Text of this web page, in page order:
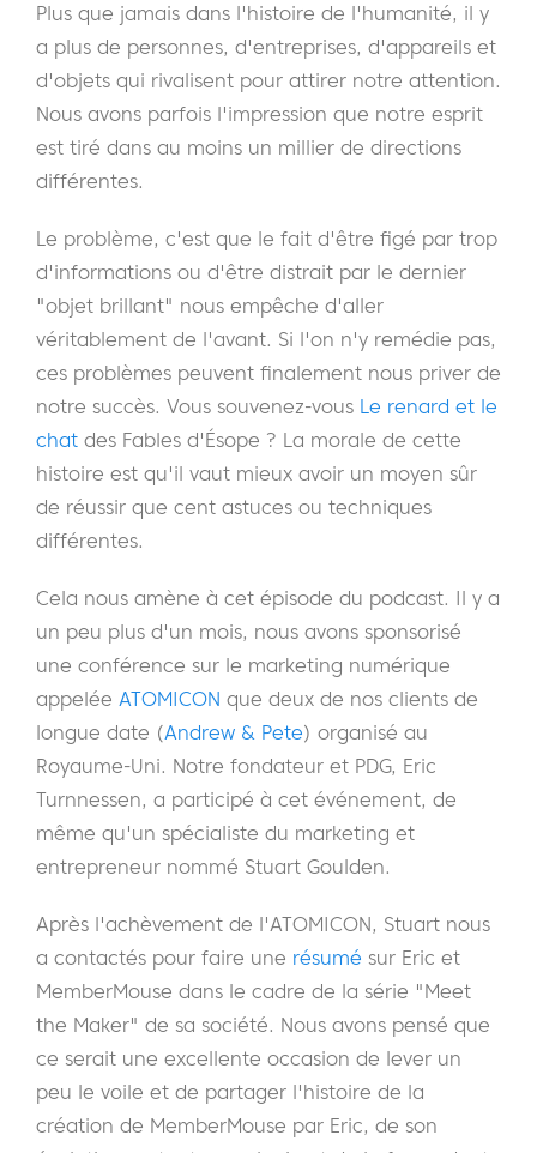
Plus que jamais dans l'histoire de l'humanité, il y
a plus de personnes, d'entreprises, d'appareils et
d'objets qui rivalisent pour attirer notre attention.
Nous avons parfois l'impression que notre esprit
est tiré dans au moins un millier de directions
différentes.
Le problème, c'est que le fait d'être figé par trop
d'informations ou d'être distrait par le dernier
"objet brillant" nous empêche d'aller
véritablement de l'avant. Si l'on n'y remédie pas,
ces problèmes peuvent finalement nous priver de
notre succès. Vous souvenez-vous Le renard et le
chat des Fables d'Ésope ? La morale de cette
histoire est qu'il vaut mieux avoir un moyen sûr
de réussir que cent astuces ou techniques
différentes.
Cela nous amène à cet épisode du podcast. Il y a
un peu plus d'un mois, nous avons sponsorisé
une conférence sur le marketing numérique
appelée ATOMICON que deux de nos clients de
longue date (Andrew & Pete) organisé au
Royaume-Uni. Notre fondateur et PDG, Eric
Turnnessen, a participé à cet événement, de
même qu'un spécialiste du marketing et
entrepreneur nommé Stuart Goulden.
Après l'achèvement de l'ATOMICON, Stuart nous
a contactés pour faire une résumé sur Eric et
MemberMouse dans le cadre de la série "Meet
the Maker" de sa société. Nous avons pensé que
ce serait une excellente occasion de lever un
peu le voile et de partager l'histoire de la
création de MemberMouse par Eric, de son